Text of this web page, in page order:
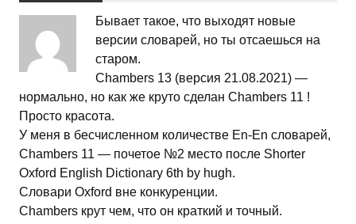
Бывает такое, что выходят новые
версии словарей, но ты отсаешься на
старом.
Chambers 13 (версия 21.08.2021) —
нормально, но как же круто сделан Chambers 11 !
Просто красота.
У меня в бесчисленном количестве En-En словарей,
Chambers 11 — почетое №2 место после Shorter
Oxford English Dictionary 6th by hugh.
Словари Oxford вне конкуренции.
Chambers крут чем, что он краткий и точный.